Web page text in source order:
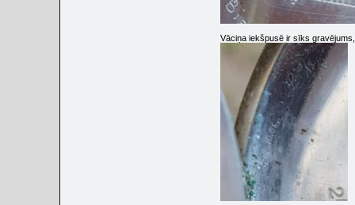
Vāciņa iekšpusē ir sīks